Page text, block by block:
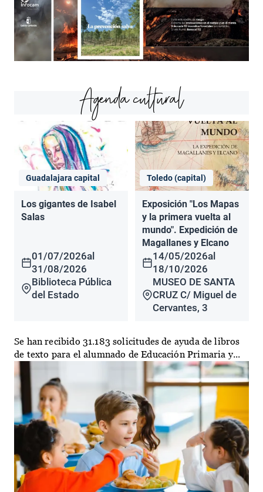
Agenda cultural
Guadalajara capital
Los gigantes de Isabel
Salas
01/07/2026al
31/08/2026
Biblioteca Pública
del Estado
Toledo (capital)
Exposición "Los Mapas
y la primera vuelta al
mundo". Expedición de
Magallanes y Elcano
14/05/2026al
18/10/2026
MUSEO DE SANTA
CRUZ C/ Miguel de
Cervantes, 3
Se han recibido 31.183 solicitudes de ayuda de libros
de texto para el alumnado de Educación Primaria y...